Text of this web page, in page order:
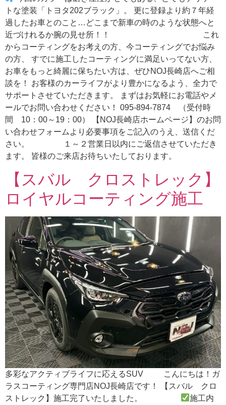
トな塗装「トヨタ202ブラック」。 更に登録より約７年経
過したお車とのこと…どこまで新車の時のような状態へと
近づけれるか腕の見せ所！！ これ
からコーティングをお考えの方、今コーティングでお悩み
の方、 すでに施工したコーティングに満足いってない方、
お車をもっと綺麗に保ちたい方は、ぜひNOJ長崎店へご相
談を！ お客様のカーライフがより豊かになるよう、全力で
サポートさせていただきます。 まずはお気軽にお電話やメ
ールでお問い合わせください！ 095-894-7874 （受付時
間 10：00～19：00） 【NOJ長崎店ホームページ】のお問
い合わせフォームより必要事項をご記入のうえ、送信くだ
さい。 １～２営業日以内にご返信させていただき
ます。 皆様のご来店お待ちいたしております。
【スバル クロストレック】
ロイヤルコーティング施工
多彩なアクティブライフに応えるSUV こんにちは！ガ
ラスコーティング専門店NOJ長崎店です！ 【スバル クロ
ストレック】施工完了いたしました。
施工内